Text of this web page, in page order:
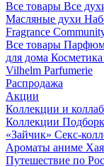
Все товары Все
Масляные духи
Fragrance
Все товары
для дома Косметика
Vilhelm Parfumerie
Распродажа
Акции
Коллекции и
Коллекции
«Зайчик» Секс-
Ароматы аниме
Путешествие по